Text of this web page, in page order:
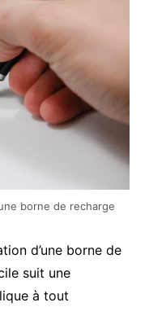
borne de recharge
d’une borne de
suit une
à tout